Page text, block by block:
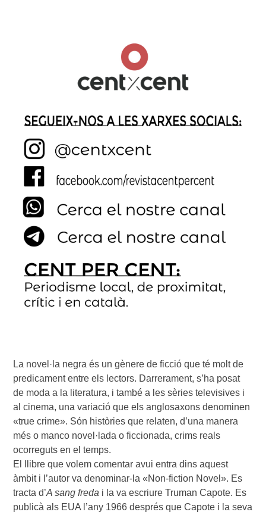
La novel·la negra és un gènere de ficció que té molt de
predicament entre els lectors. Darrerament, s’ha posat
de moda a la literatura, i també a les sèries televisives i
al cinema, una variació que els anglosaxons denominen
«true crime». Són històries que relaten, d’una manera
més o manco novel·lada o ficcionada, crims reals
ocorreguts en el temps.
El llibre que volem comentar avui entra dins aquest
àmbit i l’autor va denominar-la «Non-fiction Novel». Es
tracta d’A sang freda i la va escriure Truman Capote. Es
publicà als EUA l’any 1966 després que Capote i la seva